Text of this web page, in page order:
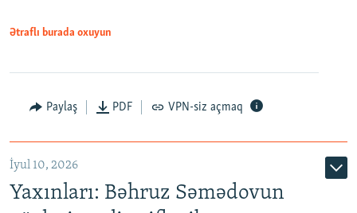
Ətraflı burada oxuyun
Paylaş PDF VPN-siz açmaq
İyul 10, 2026
Yaxınları: Bəhruz Səmədovun